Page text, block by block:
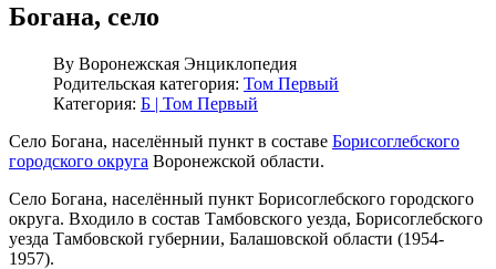
Богана, село
By Воронежская Энциклопедия
Родительская категория: Том Первый
Категория: Б | Том Первый
Село Богана, населённый пункт в составе Борисоглебского
городского округа Воронежской области.
Село Богана, населённый пункт Борисоглебского городского
округа. Входило в состав Тамбовского уезда, Борисоглебского
уезда Тамбовской губернии, Балашовской области (1954-
1957).